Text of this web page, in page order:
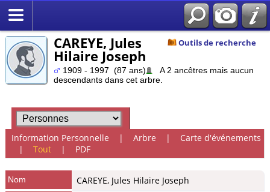
Outils de recherche
CAREYE, Jules
Hilaire Joseph
1909 - 1997 (87 ans)
A 2 ancêtres mais aucun
descendants dans cet arbre.
Information Personnelle | Arbre | Carte d'événements
| Tout| PDF
Nom CAREYE, Jules Hilaire Joseph